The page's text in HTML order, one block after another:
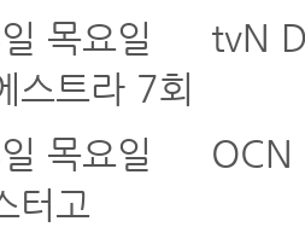
목요일
tvN
스트라 7회
목요일
터고